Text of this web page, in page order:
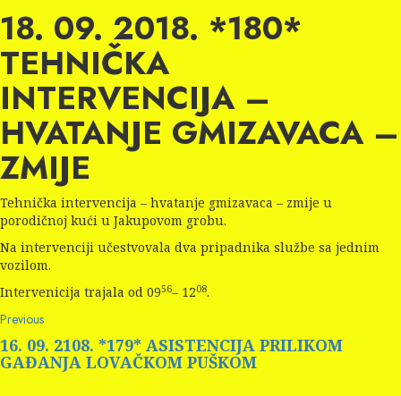
18. 09. 2018. *180*
TEHNIČKA
INTERVENCIJA –
HVATANJE GMIZAVACA –
ZMIJE
Tehnička intervencija – hvatanje gmizavaca – zmije u
porodičnoj kući u Jakupovom grobu.
Na intervenciji učestvovala dva pripadnika službe sa jednim
vozilom.
Intervenicija trajala od 0956– 1208.
Continue
Reading
PreviousPrevious
post:
16. 09. 2108. *179* ASISTENCIJA PRILIKOM
GAĐANJA LOVAČKOM PUŠKOM